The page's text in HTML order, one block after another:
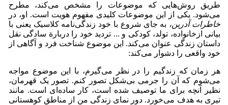
طریق روش‌هایی که موضوعات را مشخص می‌کند، مطرح
می‌شود. یکی از این موضوعات کلیدی مفهوم هویت است. او، در
خاطرات آدرین، به جای شروع با خود زندگی‌نامه کلاسیک یعنی با
بیانی ازخانواده، تولد، کودکی و ... تردید خود را دربارة سادگی نقل
داستان زندگی عنوان می‌کند. این موضوع شناخت فرد و آگاهی از
خود واقعی را دشوار می‌کند:
هر زمان که زندگیم را در نظر می‌گیرم، با این موضوع مواجه
می‌شوم که آن را جرمی بی‌شکل تصور کنم. تصور یک قهرمان،
نظیر آنچه برای ما توصیف شده است، کار ساده‌ای است. مانند
تیری به هدف می‌خورد. دور نمای زندگی من از مناطق کوهستانی